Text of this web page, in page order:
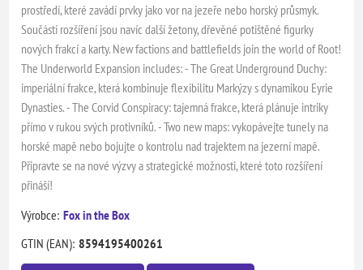
prostředí, které zavádí prvky jako vor na jezeře nebo horský průsmyk.
Součástí rozšíření jsou navíc další žetony, dřevěné potištěné figurky
nových frakcí a karty. New factions and battlefields join the world of Root!
The Underworld Expansion includes: - The Great Underground Duchy:
imperiální frakce, která kombinuje flexibilitu Markýzy s dynamikou Eyrie
Dynasties. - The Corvid Conspiracy: tajemná frakce, která plánuje intriky
přímo v rukou svých protivníků. - Two new maps: vykopávejte tunely na
horské mapě nebo bojujte o kontrolu nad trajektem na jezerní mapě.
Připravte se na nové výzvy a strategické možnosti, které toto rozšíření
přináší!
Výrobce: Fox in the Box
GTIN (EAN): 8594195400261